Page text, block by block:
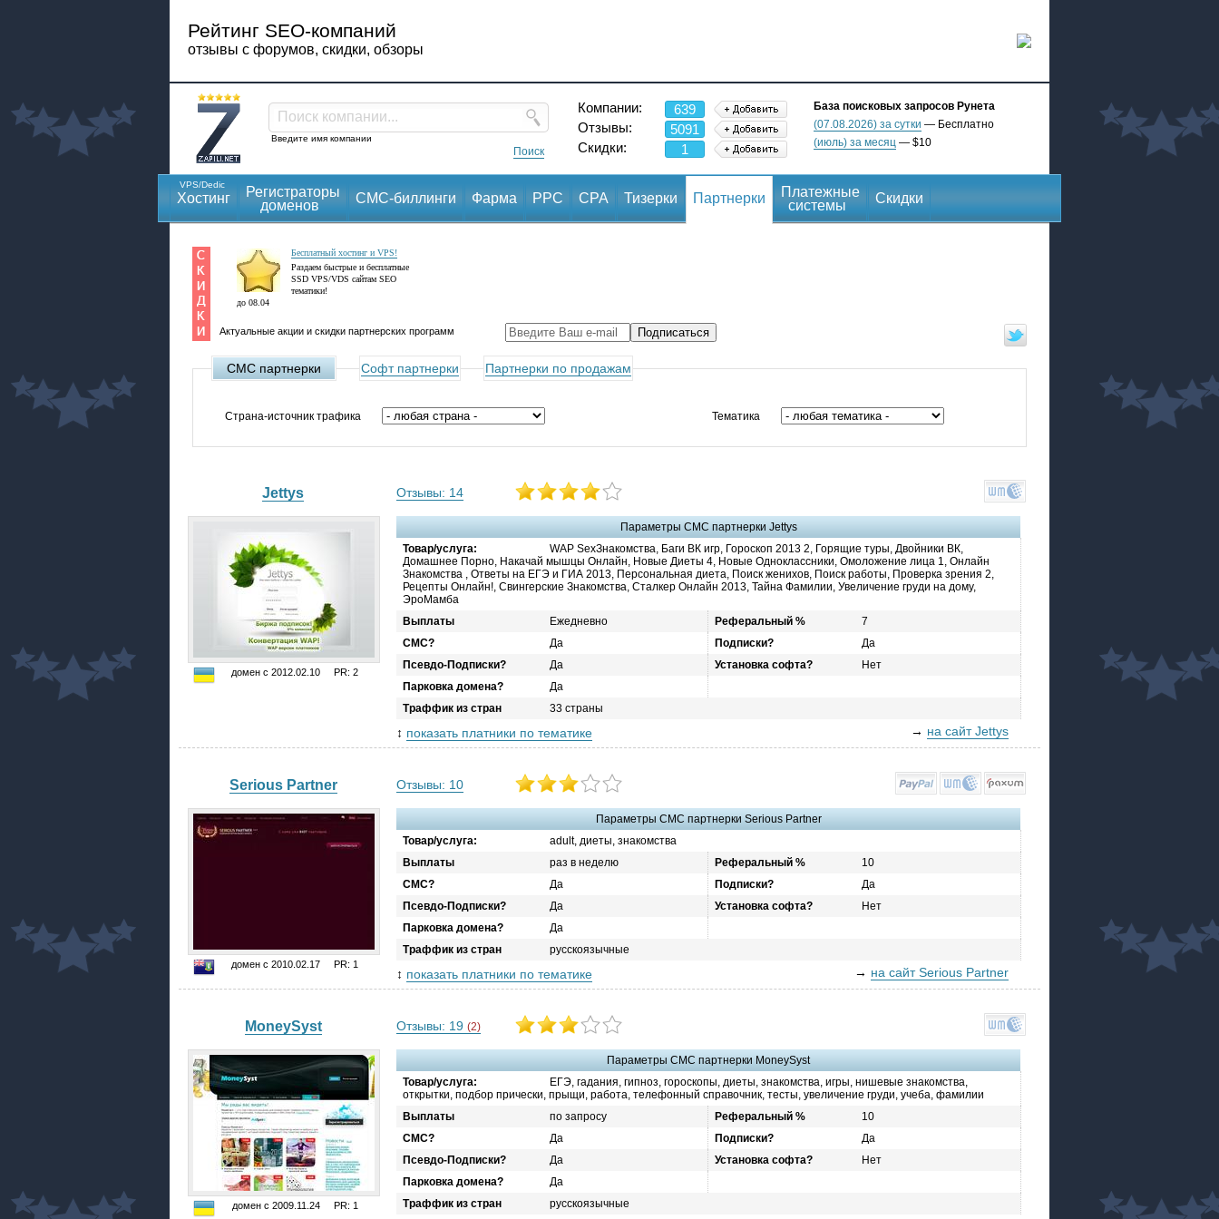
Рейтинг SEO-компаний
отзывы с форумов, скидки, обзоры
Поиск компании...
Введите имя компании
Поиск
Компании:
639
Отзывы:
5091
Скидки:
1
База поисковых запросов Рунета
(07.08.2026) за сутки — Бесплатно
(июль) за месяц — $10
VPS/Dedic
Хостинг
Регистраторы
доменов
СМС-биллинги Фарма PPC CPA Тизерки Партнерки
Платежные
системы
Скидки
Бесплатный хостинг и VPS!
Раздаем быстрые и бесплатные
SSD VPS/VDS сайтам SEO
тематики!
до 08.04
Актуальные акции и скидки партнерских программ
СМС партнерки Софт партнерки Партнерки по продажам
Страна-источник трафика Тематика
Jettys Отзывы: 14
домен с 2012.02.10 PR: 2
Параметры СМС партнерки Jettys
Товар/услуга:
WAP SexЗнакомства, Баги ВК игр, Гороскоп 2013 2, Горящие туры, Двойники ВК,
Домашнее Порно, Накачай мышцы Онлайн, Новые Диеты 4, Новые Одноклассники, Омоложение лица 1, Онлайн
Знакомства , Ответы на ЕГЭ и ГИА 2013, Персональная диета, Поиск женихов, Поиск работы, Проверка зрения 2,
Рецепты Онлайн!, Свингерские Знакомства, Сталкер Онлайн 2013, Тайна Фамилии, Увеличение груди на дому,
ЭроМамба
Выплаты
Ежедневно Реферальный %
7
СМС?
Да Подписки?
Да
Псевдо-Подписки?
Да Установка софта?
Нет
Парковка домена?
Да
Траффик из стран
33 страны
↕ показать платники по тематике → на сайт Jettys
Serious Partner Отзывы: 10
домен с 2010.02.17 PR: 1
Параметры СМС партнерки Serious Partner
Товар/услуга:
adult, диеты, знакомства
Выплаты
раз в неделю Реферальный %
10
СМС?
Да Подписки?
Да
Псевдо-Подписки?
Да Установка софта?
Нет
Парковка домена?
Да
Траффик из стран
русскоязычные
↕ показать платники по тематике → на сайт Serious Partner
MoneySyst Отзывы: 19 (2)
домен с 2009.11.24 PR: 1
Параметры СМС партнерки MoneySyst
Товар/услуга:
ЕГЭ, гадания, гипноз, гороскопы, диеты, знакомства, игры, нишевые знакомства,
открытки, подбор прически, прыщи, работа, телефонный справочник, тесты, увеличение груди, учеба, фамилии
Выплаты
по запросу Реферальный %
10
СМС?
Да Подписки?
Да
Псевдо-Подписки?
Да Установка софта?
Нет
Парковка домена?
Да
Траффик из стран
русскоязычные